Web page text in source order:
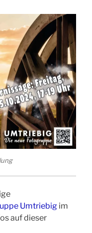
Umtriebig im
auf dieser